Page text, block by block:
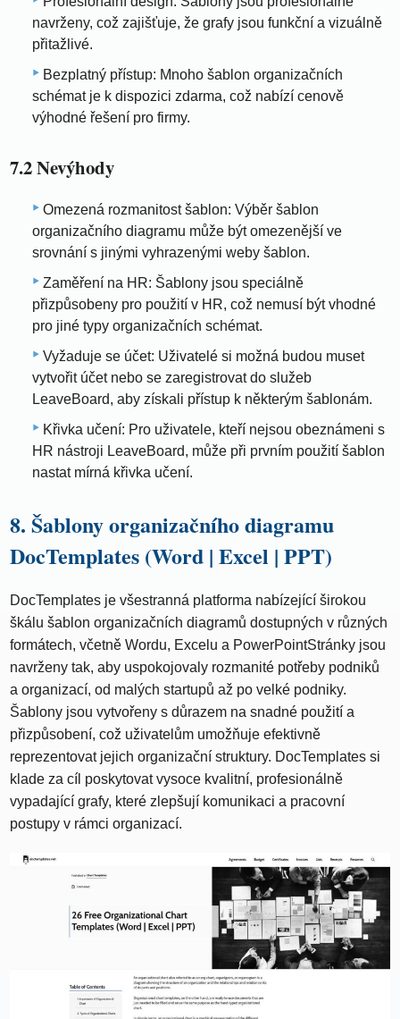
navrženy, což zajišťuje, že grafy jsou funkční a vizuálně
přitažlivé.
Bezplatný přístup: Mnoho šablon organizačních
schémat je k dispozici zdarma, což nabízí cenově
výhodné řešení pro firmy.
7.2 Nevýhody
Omezená rozmanitost šablon: Výběr šablon
organizačního diagramu může být omezenější ve
srovnání s jinými vyhrazenými weby šablon.
Zaměření na HR: Šablony jsou speciálně
přizpůsobeny pro použití v HR, což nemusí být vhodné
pro jiné typy organizačních schémat.
Vyžaduje se účet: Uživatelé si možná budou muset
vytvořit účet nebo se zaregistrovat do služeb
LeaveBoard, aby získali přístup k některým šablonám.
Křivka učení: Pro uživatele, kteří nejsou obeznámeni s
HR nástroji LeaveBoard, může při prvním použití šablon
nastat mírná křivka učení.
8. Šablony organizačního diagramu
DocTemplates (Word | Excel | PPT)
DocTemplates je všestranná platforma nabízející širokou
škálu šablon organizačních diagramů dostupných v různých
formátech, včetně Wordu, Excelu a PowerPointStránky jsou
navrženy tak, aby uspokojovaly rozmanité potřeby podniků
a organizací, od malých startupů až po velké podniky.
Šablony jsou vytvořeny s důrazem na snadné použití a
přizpůsobení, což uživatelům umožňuje efektivně
reprezentovat jejich organizační struktury. DocTemplates si
klade za cíl poskytovat vysoce kvalitní, profesionálně
vypadající grafy, které zlepšují komunikaci a pracovní
postupy v rámci organizací.